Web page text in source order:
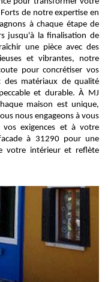
de notre expertise en
à chaque étape de
jusqu'à la finalisation de
une pièce avec des
et vibrantes, notre
pour concrétiser vos
des matériaux de qualité
et durable. À MJ
maison est unique,
nous engageons à vous
exigences et à votre
à 31290 pour une
votre intérieur et reflète